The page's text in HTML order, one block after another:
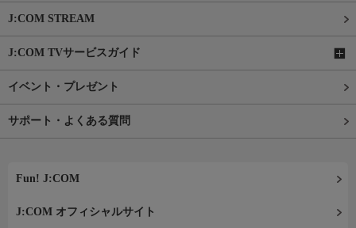
J:COM STREAM
J:COM TVサービスガイド
イベント・プレゼント
サポート・よくある質問
Fun! J:COM
J:COM オフィシャルサイト